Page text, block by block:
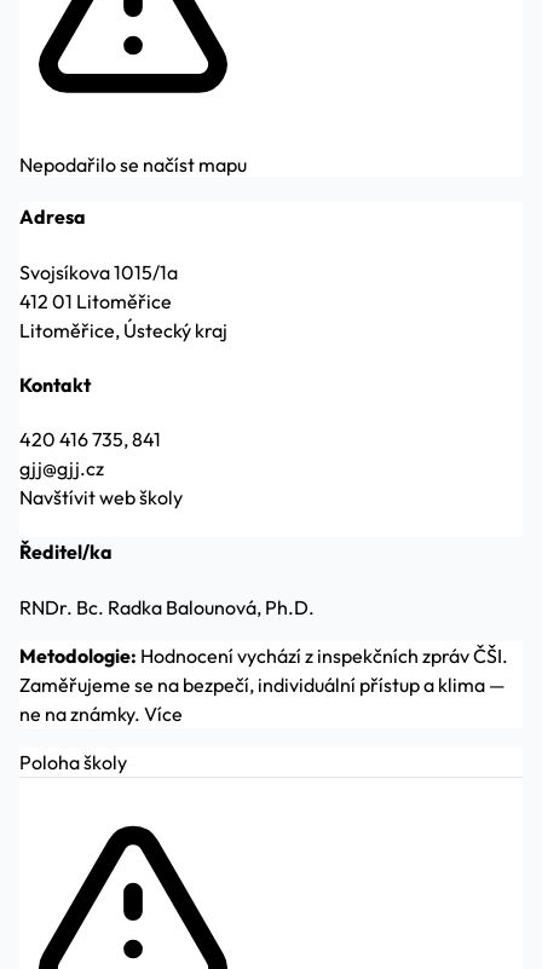
Nepodařilo se načíst mapu
Adresa
Svojsíkova 1015/1a
412 01 Litoměřice
Litoměřice, Ústecký kraj
Kontakt
420 416 735, 841
gjj@gjj.cz
Navštívit web školy
Ředitel/ka
RNDr. Bc. Radka Balounová, Ph.D.
Metodologie: Hodnocení vychází z inspekčních zpráv ČŠI.
Zaměřujeme se na bezpečí, individuální přístup a klima —
ne na známky. Více
Poloha školy